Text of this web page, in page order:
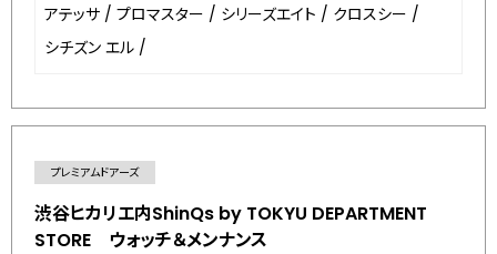
アテッサ / プロマスター / シリーズエイト / クロスシー /
シチズン エル /
プレミアムドアーズ
渋谷ヒカリエ内ShinQs by TOKYU DEPARTMENT
STORE ウォッチ＆メンナンス